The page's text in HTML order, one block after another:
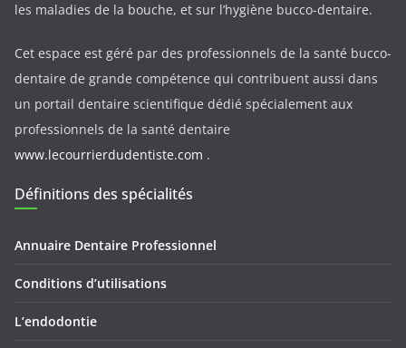
les maladies de la bouche, et sur l’hygiène bucco-dentaire.
Cet espace est géré par des professionnels de la santé bucco-
dentaire de grande compétence qui contribuent aussi dans
un portail dentaire scientifique dédié spécialement aux
professionnels de la santé dentaire
www.lecourrierdudentiste.com .
Définitions des spécialités
Annuaire Dentaire Professionnel
Conditions d’utilisations
L’endodontie